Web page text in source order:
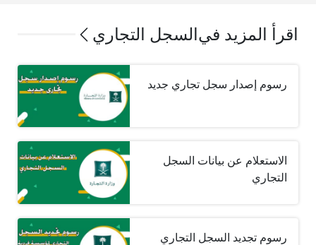
اقرأ المزيد في السجل التجاري
رسوم إصدار سجل تجاري جديد
الاستعلام عن بيانات السجل
التجاري
رسوم تجديد السجل التجاري